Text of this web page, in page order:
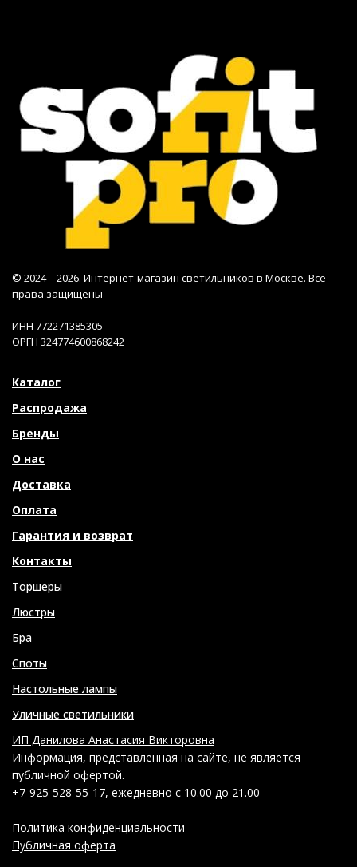
© 2024 – 2026. Интернет-магазин светильников в Москве. Все
права защищены
ИНН 772271385305
ОРГН 324774600868242
Каталог
Распродажа
Бренды
О нас
Доставка
Оплата
Гарантия и возврат
Контакты
Торшеры
Люстры
Бра
Споты
Настольные лампы
Уличные светильники
ИП Данилова Анастасия Викторовна
Информация, представленная на сайте, не является
публичной офертой.
+7-925-528-55-17, ежедневно с 10.00 до 21.00
Политика конфиденциальности
Публичная оферта